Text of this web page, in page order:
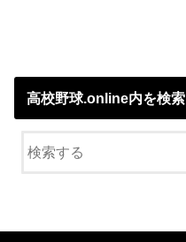
高校野球.online内を検索